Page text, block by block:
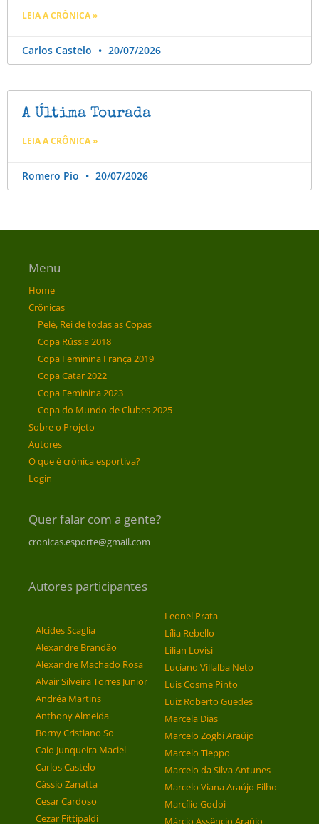
LEIA A CRÔNICA »
Carlos Castelo 20/07/2026
A Última Tourada
LEIA A CRÔNICA »
Romero Pio 20/07/2026
Menu
Home
Crônicas
Pelé, Rei de todas as Copas
Copa Rússia 2018
Copa Feminina França 2019
Copa Catar 2022
Copa Feminina 2023
Copa do Mundo de Clubes 2025
Sobre o Projeto
Autores
O que é crônica esportiva?
Login
Quer falar com a gente?
cronicas.esporte@gmail.com
Autores participantes
Alcides Scaglia
Alexandre Brandão
Alexandre Machado Rosa
Alvair Silveira Torres Junior
Andréa Martins
Anthony Almeida
Borny Cristiano So
Caio Junqueira Maciel
Carlos Castelo
Cássio Zanatta
Cesar Cardoso
Cezar Fittipaldi
Leonel Prata
Lília Rebello
Lilian Lovisi
Luciano Villalba Neto
Luis Cosme Pinto
Luiz Roberto Guedes
Marcela Dias
Marcelo Zogbi Araújo
Marcelo Tieppo
Marcelo da Silva Antunes
Marcelo Viana Araújo Filho
Marcílio Godoi
Márcio Assêncio Araújo